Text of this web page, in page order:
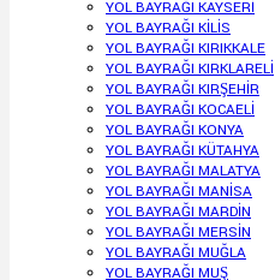
YOL BAYRAĞI KAYSERİ
YOL BAYRAĞI KİLİS
YOL BAYRAĞI KIRIKKALE
YOL BAYRAĞI KIRKLARELİ
YOL BAYRAĞI KIRŞEHİR
YOL BAYRAĞI KOCAELİ
YOL BAYRAĞI KONYA
YOL BAYRAĞI KÜTAHYA
YOL BAYRAĞI MALATYA
YOL BAYRAĞI MANİSA
YOL BAYRAĞI MARDİN
YOL BAYRAĞI MERSİN
YOL BAYRAĞI MUĞLA
YOL BAYRAĞI MUŞ